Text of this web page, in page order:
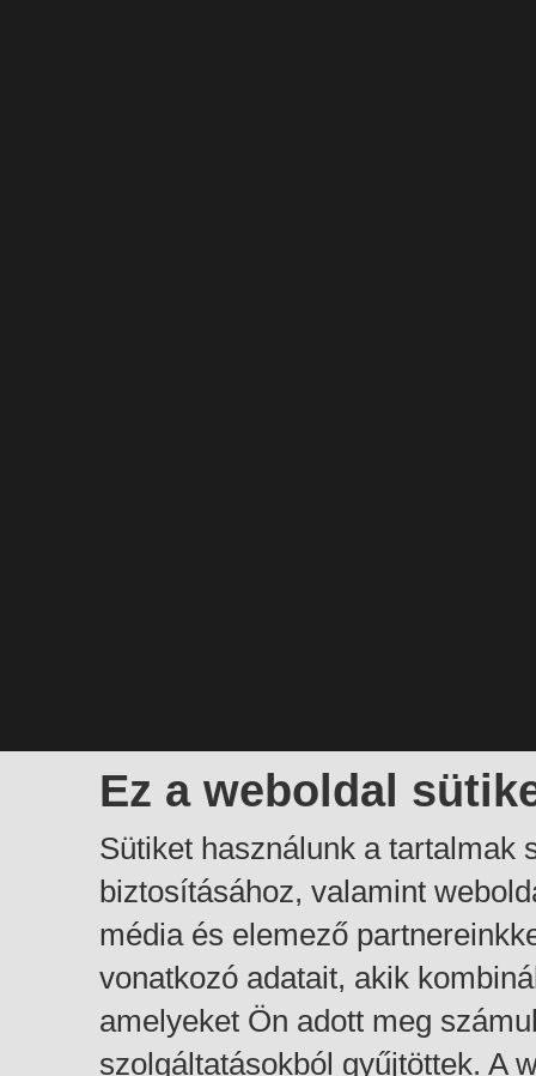
Ez a weboldal
Sütiket használunk a tartalmak
biztosításához, valamint
média és elemező
vonatkozó adatait, akik
amelyeket Ön adott meg
szolgáltatásokból gyűjtöttek. A